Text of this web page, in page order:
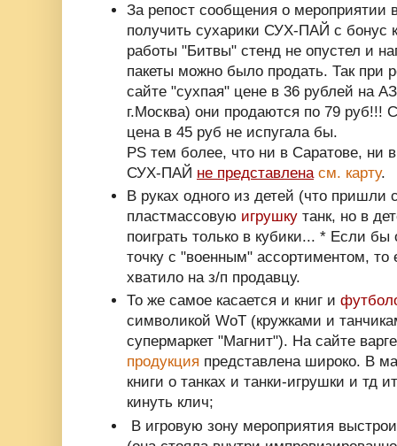
За репост сообщения о мероприятии
получить сухарики СУХ-ПАЙ с бонус
работы "Битвы" стенд не опустел и
пакеты можно было продать. Так при
сайте "сухпая" цене в 36 рублей на
г.Москва) они продаются по 79 руб!!!
цена в 45 руб не испугала бы.
PS тем более, что ни в Саратове, ни
СУХ-ПАЙ не представлена см. карту.
В руках одного из детей (что пришли
пластмассовую игрушку танк, но в
поиграть только в кубики... * Если бы
точку с "военным" ассортиментом, то
хватило на з/п продавцу.
То же самое касается и книг и
символикой WoT (кружками и
супермаркет "Магнит"). На сайте
продукция представлена широко. В
книги о танках и танки-игрушки и тд
кинуть клич;
В игровую зону мероприятия